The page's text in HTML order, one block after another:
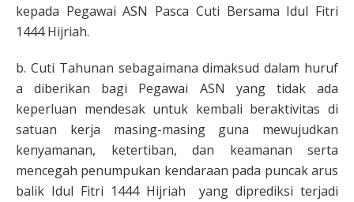
kepada Pegawai ASN Pasca Cuti Bersama Idul Fitri
1444 Hijriah.
b. Cuti Tahunan sebagaimana dimaksud dalam huruf
a diberikan bagi Pegawai ASN yang tidak ada
keperluan mendesak untuk kembali beraktivitas di
satuan kerja masing-masing guna mewujudkan
kenyamanan, ketertiban, dan keamanan serta
mencegah penumpukan kendaraan pada puncak arus
balik Idul Fitri 1444 Hijriah yang diprediksi terjadi